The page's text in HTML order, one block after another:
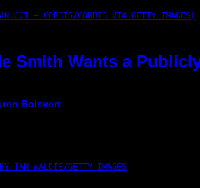
– CORBIS/CORBIS VIA GETTY IMAGES)
Smith Wants a
Boisvert
IAN WALDIE/GETTY IMAGES